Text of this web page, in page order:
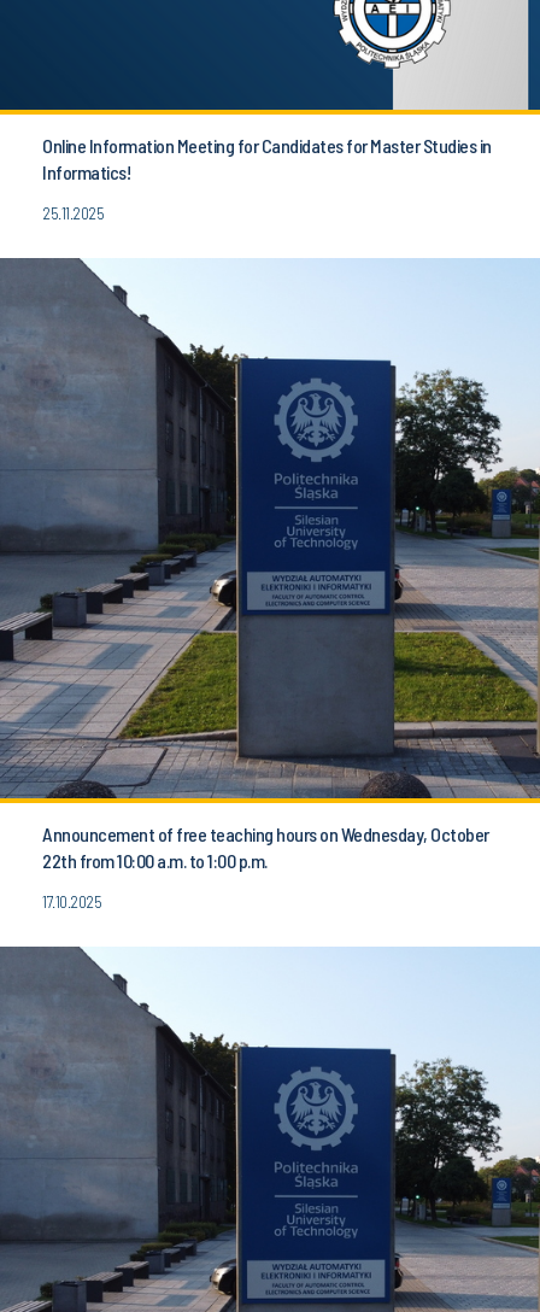
Online Information Meeting for Candidates for Master Studies in
Informatics!
25.11.2025
Announcement of free teaching hours on Wednesday, October
22th from 10:00 a.m. to 1:00 p.m.
17.10.2025